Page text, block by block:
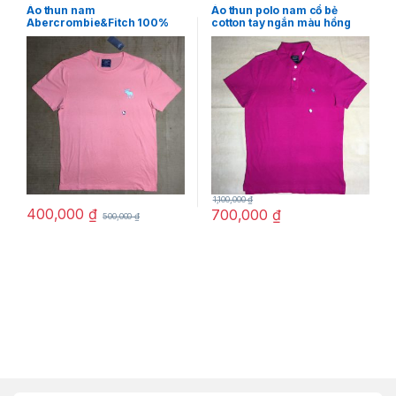
NAM THỜI TRANG NAM
Áo thun nam
Abercrombie&Fitch 100%
cotton cổ tròn ngắn tay màu
cà rốt size S chính hãng
hàng mỹ
400,000 ₫ 500,000₫
NAM THỜI TRANG NAM
Áo thun polo nam cổ bẻ
cotton tay ngắn màu hồng
Abercrombie&Fitch size M
hàng mỹ chính hãng
700,000 ₫
1,100,000₫